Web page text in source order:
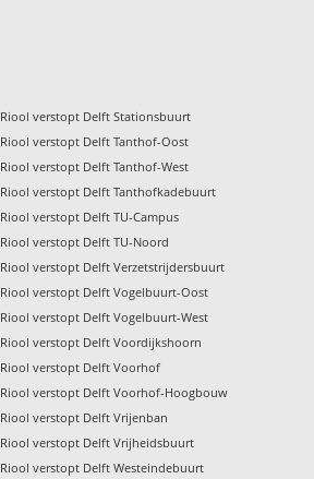
Riool verstopt Delft Stationsbuurt
Riool verstopt Delft Tanthof-Oost
Riool verstopt Delft Tanthof-West
Riool verstopt Delft Tanthofkadebuurt
Riool verstopt Delft TU-Campus
Riool verstopt Delft TU-Noord
Riool verstopt Delft Verzetstrijdersbuurt
Riool verstopt Delft Vogelbuurt-Oost
Riool verstopt Delft Vogelbuurt-West
Riool verstopt Delft Voordijkshoorn
Riool verstopt Delft Voorhof
Riool verstopt Delft Voorhof-Hoogbouw
Riool verstopt Delft Vrijenban
Riool verstopt Delft Vrijheidsbuurt
Riool verstopt Delft Westeindebuurt